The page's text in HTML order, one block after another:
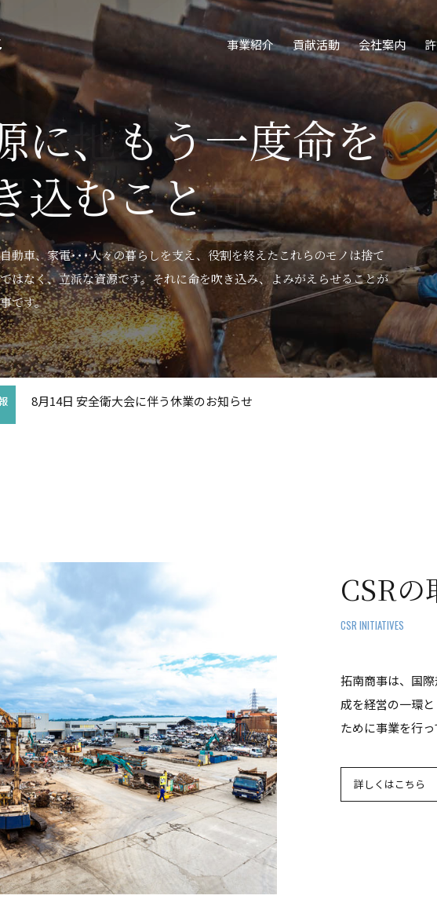
事業紹介 貢献活動 会社案内
に、もう一度命を
込むこと
動車、家電･･･人々の暮らしを支え、役割を終えたこれらのモノは捨て
はなく、立派な資源です。それに命を吹き込み、よみがえらせることが
です。
も地球にもやさしい
型社会に寄与
クルすること、すなわち循環化は天然資源の効率的利用だけでなく、生
るエネルギーを減少させ、コストをおさえるとともに環境への負荷を減
沖縄の未来をひらく
鐵興琉』の想い
すら失った人々を救いたい･･･地元沖縄への想いが私たちの原点です。
ちをこめて、この島の発展に貢献していく。創業以来この姿勢は変わり
8月14日 安全衛大会に伴う休業のお知らせ
CSRの
CSR INITIATIVES
拓南商事は、国
成を経営の一環
ために事業を行っ
詳しくはこちら